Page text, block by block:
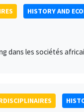
HISTORY AND
dans les sociétés